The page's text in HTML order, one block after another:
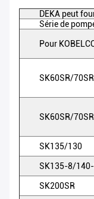
DEKA peut
Série de
Pour
SK60SR/70SR
SK60SR/70SR
SK135/130
SK135-8/
SK200SR